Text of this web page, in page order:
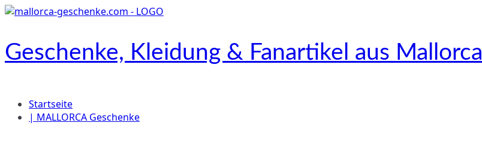
Zum
Geschenke, Kleidung & Fanartikel aus Mallorca
Onlineshop
Startseite
| MALLORCA Geschenke